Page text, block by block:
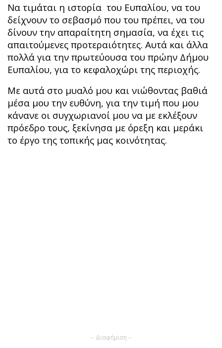
Να τιμάται η ιστορία του Ευπαλίου, να του
δείχνουν το σεβασμό που του πρέπει, να του
δίνουν την απαραίτητη σημασία, να έχει τις
απαιτούμενες προτεραιότητες. Αυτά και άλλα
πολλά για την πρωτεύουσα του πρώην Δήμου
Ευπαλίου, για το κεφαλοχώρι της περιοχής.
Με αυτά στο μυαλό μου και νιώθοντας βαθιά
μέσα μου την ευθύνη, για την τιμή που μου
κάνανε οι συγχωριανοί μου να με εκλέξουν
πρόεδρο τους, ξεκίνησα με όρεξη και μεράκι
το έργο της τοπικής μας κοινότητας.
-- Διαφήμιση --